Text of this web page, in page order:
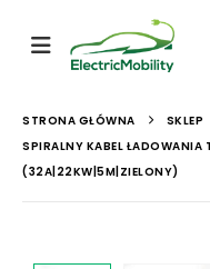
STRONA GŁÓWNA SKLEP
SPIRALNY KABEL ŁADOWANIA
(32A|22KW|5M|ZIELONY)